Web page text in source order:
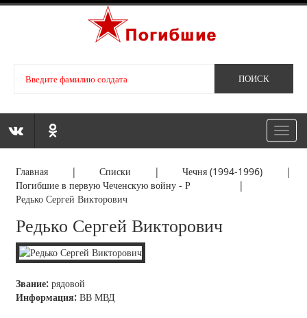
Главная |Списки |Чечня (1994-1996) |
Погибшие в первую Чеченскую войну - Р |
Редько Сергей Викторович
Редько Сергей Викторович
Звание: рядовой
Информация: ВВ МВД